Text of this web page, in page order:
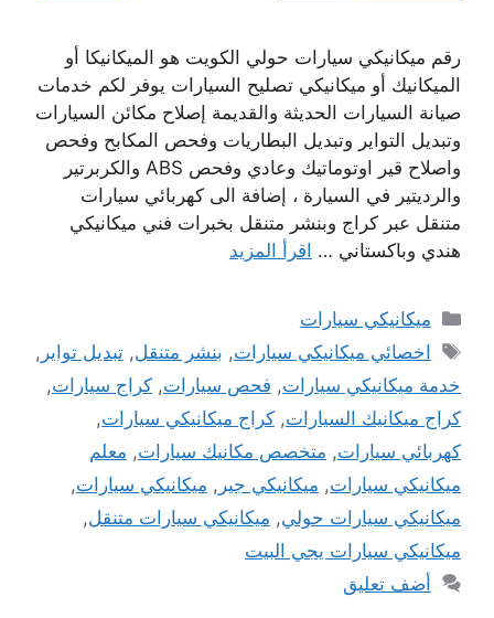
رقم ميكانيكي سيارات حولي الكويت هو الميكانيكا أو
الميكانيك أو ميكانيكي تصليح السيارات يوفر لكم خدمات
صيانة السيارات الحديثة والقديمة إصلاح مكائن السيارات
وتبديل التواير وتبديل البطاريات وفحص المكابح وفحص
واصلاح قير اوتوماتيك وعادي وفحص ABS والكربرتير
والرديتير في السيارة ، إضافة الى كهربائي سيارات
متنقل عبر كراج وبنشر متنقل بخبرات فني ميكانيكي
هندي وباكستاني … اقرأ المزيد
التصنيفات
ميكانيكي سيارات
الوسوم
اخصائي ميكانيكي سيارات, بنشر متنقل,تبديل تواير ,
خدمة ميكانيكي سيارات, فحص سيارات, كراج سيارات,
كراج ميكانيك السيارات, كراج ميكانيكي سيارات,
كهربائي سيارات, متخصص مكانيك سيارات, معلم
ميكانيكي سيارات, ميكانيكي جير , ميكانيكي سيارات,
ميكانيكي سيارات حولي, ميكانيكي سيارات متنقل,
ميكانيكي سيارات يجي البيت
أضف تعليق